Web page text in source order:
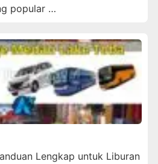
popular …
Lengkap untuk Liburan